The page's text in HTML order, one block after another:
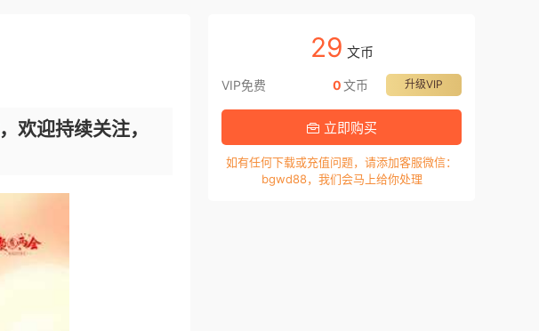
，欢迎持续关注，
29 文币
VIP免费 升级VIP
0文币
立即购买
如有任何下载或充值问题，请添加客服微信：
bgwd88，我们会马上给你处理